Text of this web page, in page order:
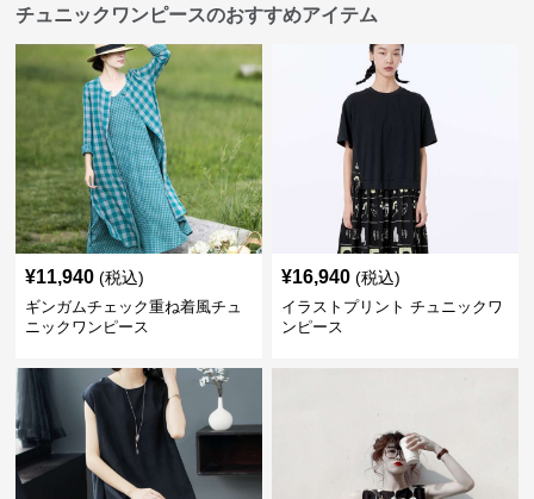
チュニックワンピースのおすすめアイテム
¥11,940 (税込)
ギンガムチェック重ね着風チュ
ニックワンピース
¥16,940 (税込)
イラストプリント チュニックワ
ンピース